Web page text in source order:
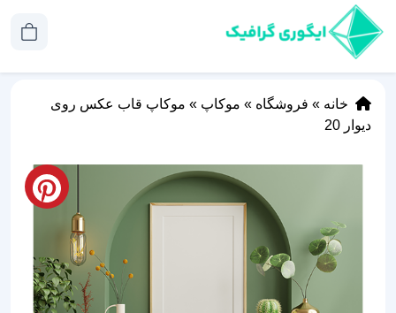
خانه » فروشگاه » موکاپ » موکاپ قاب عکس روی
دیوار 20